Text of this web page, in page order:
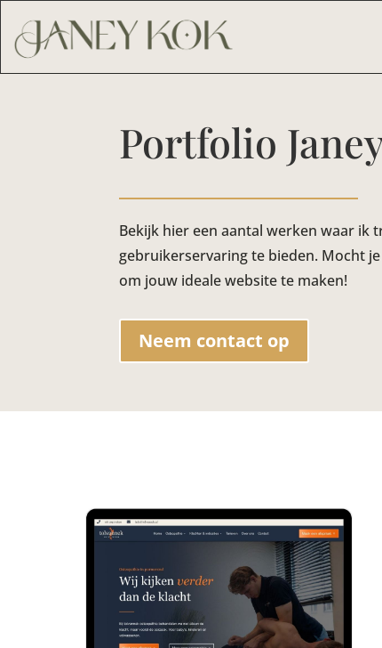
Portfolio
Bekijk hier een aantal werken waar ik
gebruikerservaring te bieden. Mocht
om jouw ideale website te maken!
Neem contact op